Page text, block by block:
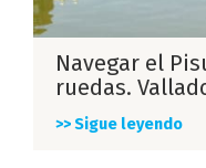
Navegar el
ruedas.
>> Sigue leyendo